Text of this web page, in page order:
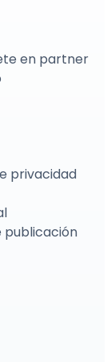
en partner
privacidad
publicación